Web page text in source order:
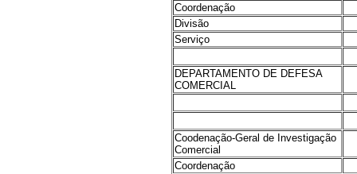
Coordenação
Divisão
Serviço
DEPARTAMENTO DE DEFESA
COMERCIAL
Coodenação-Geral de Investigação
Comercial
Coordenação